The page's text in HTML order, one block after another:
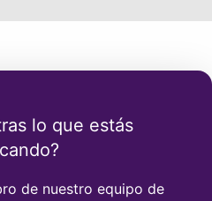
lo que estás
de nuestro equipo de